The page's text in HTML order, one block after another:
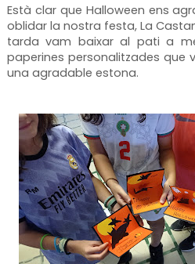
Està clar que Halloween ens
oblidar la nostra festa, La
tarda vam baixar al pati a
paperines personalitzades que
una agradable estona.